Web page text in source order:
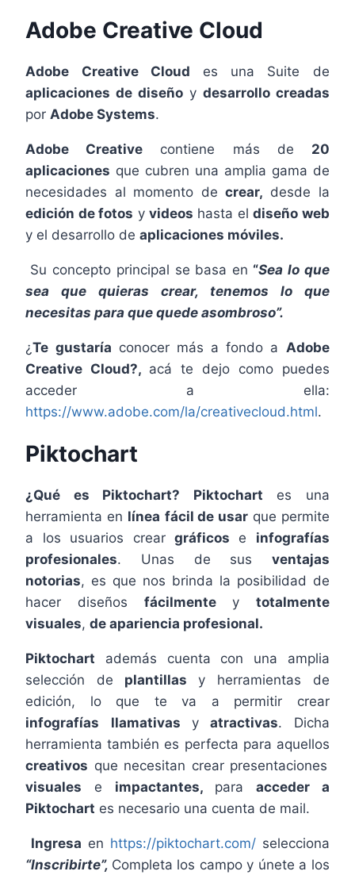
Adobe Creative Cloud
Adobe Creative Cloud es una Suite de
aplicaciones de diseño y desarrollo creadas
porAdobe Systems.
Adobe Creative contiene más de 20
aplicaciones que cubren una amplia gama de
necesidades al momento de crear, desde la
edición de fotos yvideos hasta eldiseño web
y el desarrollo deaplicaciones móviles.
Su concepto principal se basa en “Sea lo que
sea que quieras crear, tenemos lo que
necesitas para que quede asombroso”.
¿Te gustaría conocer más a fondo a Adobe
Creative Cloud?, acá te dejo como puedes
acceder a ella:
https://www.adobe.com/la/creativecloud.html.
Piktochart
¿Qué es Piktochart? Piktochart es una
herramienta en línea fácil de usar que permite
a los usuarios crear gráficos e infografías
profesionales. Unas de sus ventajas
notorias, es que nos brinda la posibilidad de
hacer diseños fácilmentey totalmente
visuales,de apariencia profesional.
Piktochart además cuenta con una amplia
selección de plantillas y herramientas de
edición, lo que te va a permitir crear
infografías
llamativas yatractivas. Dicha
herramienta también es perfecta para aquellos
creativos que necesitan crear presentaciones
visuales e impactantes, para acceder a
Piktochart es necesario una cuenta de mail.
Ingresa en https://piktochart.com/selecciona
“Inscribirte”, Completa los campo y únete a los